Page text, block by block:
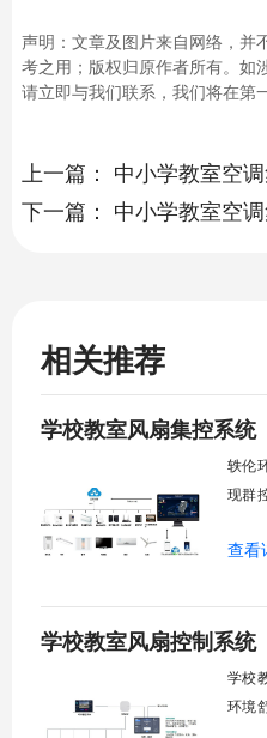
声明：文章及图片来自网络，并
考之用；版权归原作者所有。如
请立即与我们联系，我们将在第
上一篇： 中小学教室空
下一篇： 中小学教室空
相关推荐
学校教室风扇集控系统
轶伦
现群
巡检
块清
环境
查看
学校教室风扇控制系统
学校
环境